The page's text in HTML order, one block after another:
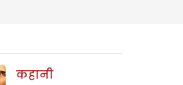
कहानी